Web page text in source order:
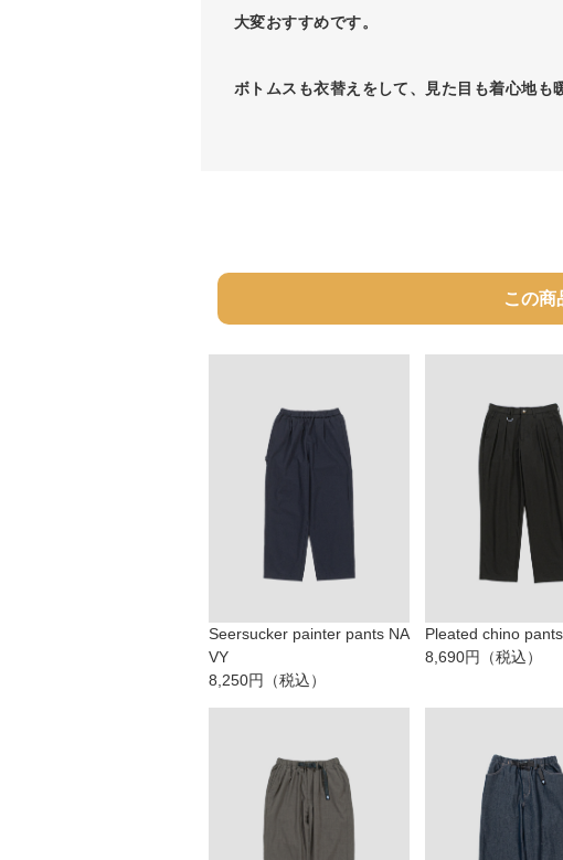
大変おすすめです。
ボトムスも衣替えをして、見た目も着心地も
この商
Seersucker painter pants NA
VY
8,250円（税込）
Pleated chino
8,690円（税込）